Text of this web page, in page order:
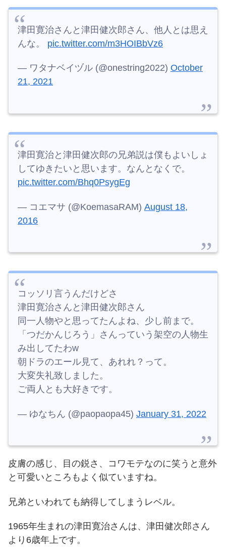
津田寛治さんと津田健次郎さん、他人とは思え
んな。 pic.twitter.com/m3HOIBbVz6
— ワタナベイヅル (@onestring2022) October
21, 2021
津田寛治と津田健次郎の兄弟説は僕もよいしょ
してゆきたいと思います。なんとなくで。
pic.twitter.com/Bhq0PsygEg
— コエマサ (@KoemasaRAM) August 18,
2016
コッソリ言うんだけどさ
津田寛治さんと津田健次郎さん
同一人物やと思ってたんよね、少し前まで。
「つだかんじろう」さんっていう架空の人物生
み出してたわw
朝ドラのエール見て、あれれ？って。
大変失礼致しました。
ご両人とも大好きです。
— ゆなちん (@paopaopa45) January 31, 2022
皮膚の感じ、目の鋭さ、コワモテなのに笑うと意外
と可愛いところもよく似ていますね。
兄弟といわれても納得してしまうレベル。
1965年生まれの津田寛治さんは、津田健次郎さん
より6歳年上です。